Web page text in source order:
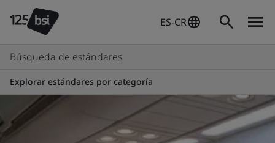
ES-CR
Búsqueda de estándares
Explorar estándares por categoría